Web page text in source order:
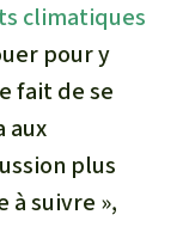
climatiques
pour y
fait de se
aux
plus
à suivre »,